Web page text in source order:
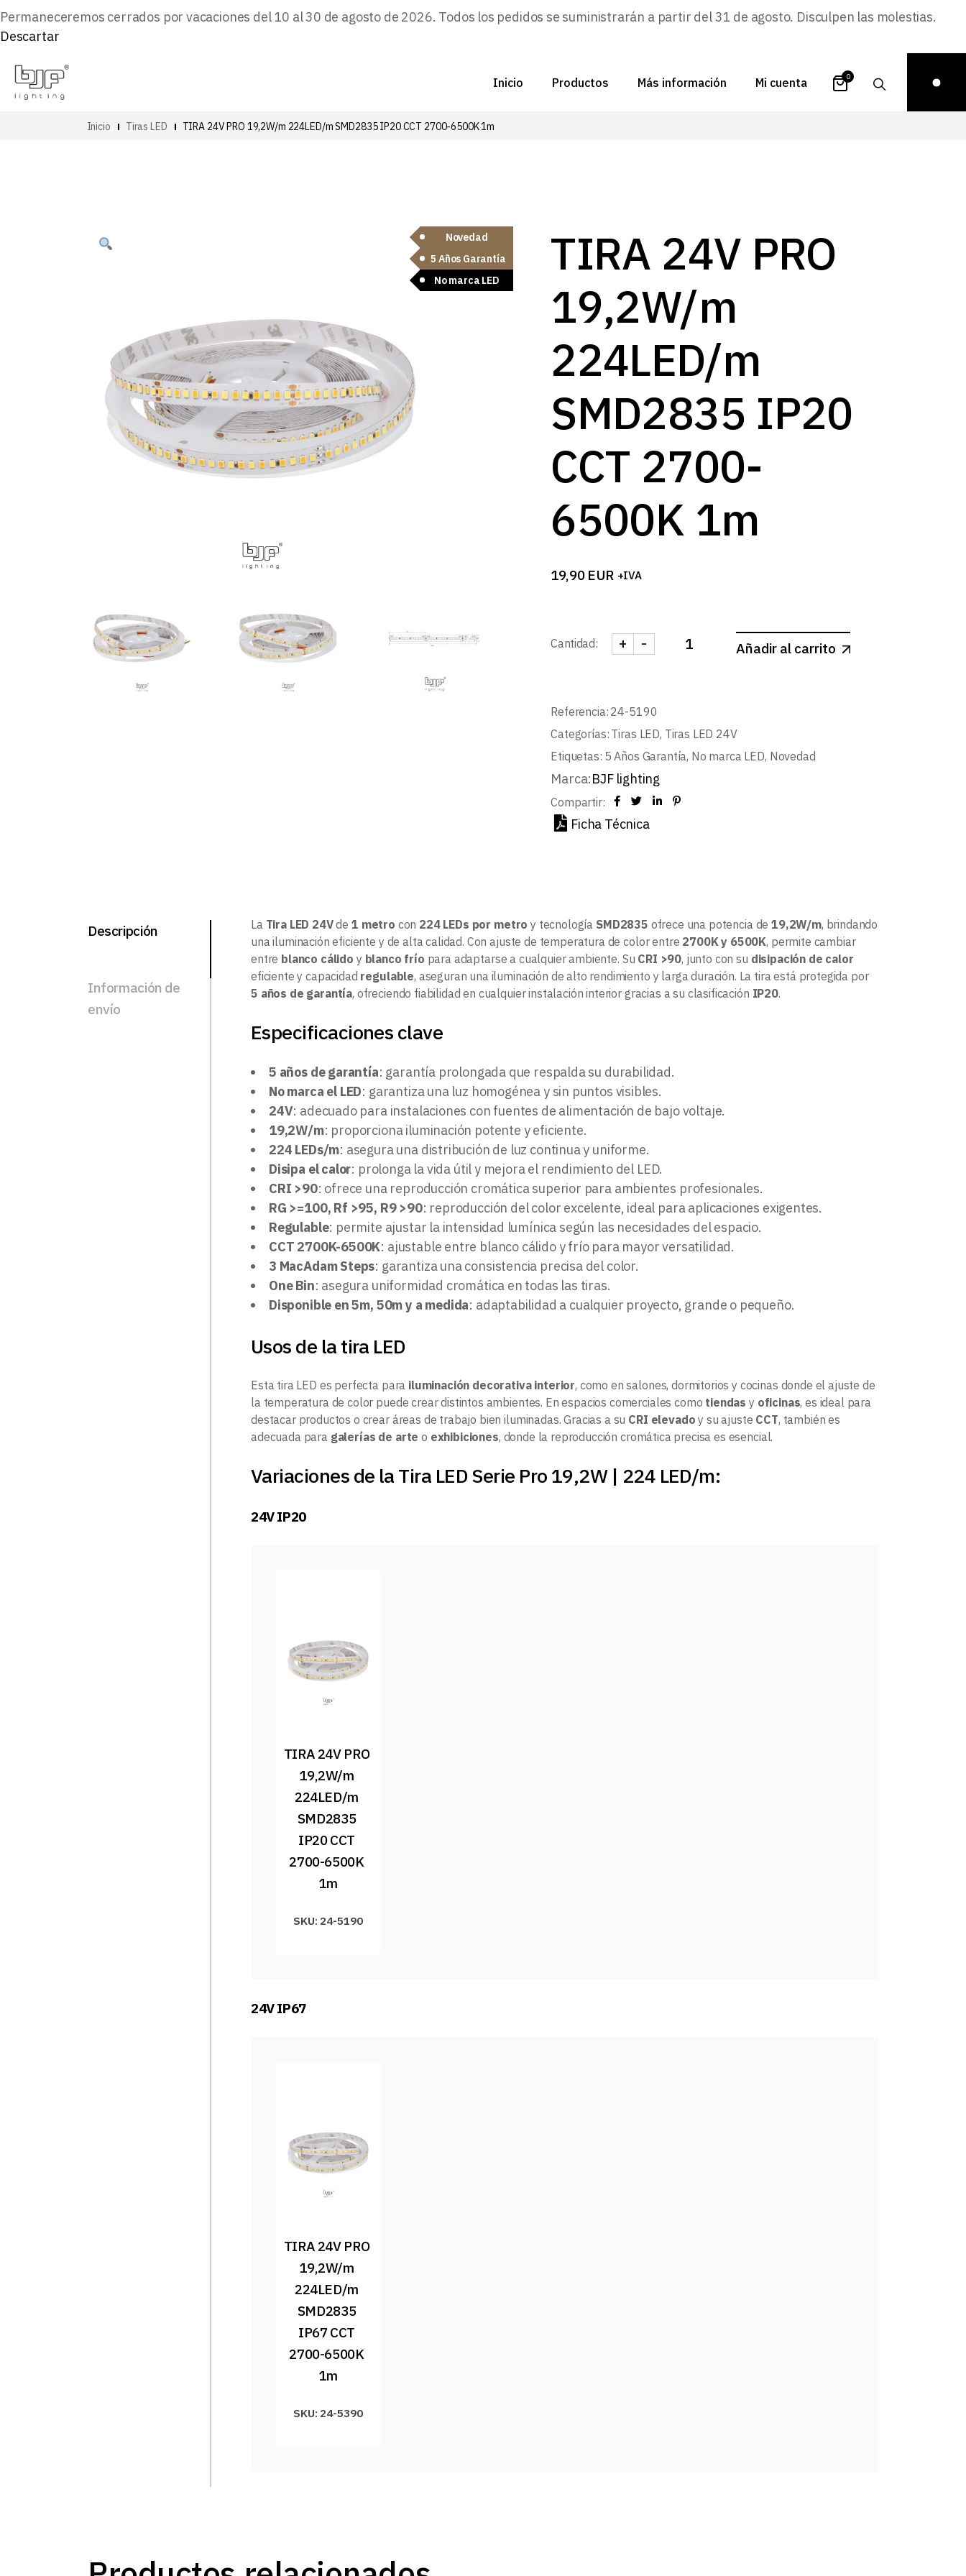
Permaneceremos cerrados por vacaciones del 10 al 30 de agosto de 2026. Todos los pedidos se suministrarán a partir del 31 de agosto. Disculpen las molestias.
Descartar
Inicio Productos Más información
FAQs
Proyectos
Zona de inspiración
Blog
Mi cuenta
contraseña
0
Inicio Tiras LED TIRA 24V PRO 19,2W/m 224LED/m SMD2835 IP20 CCT 2700-6500K 1m
Novedad
5 Años Garantía
No marca LED
TIRA 24V PRO
19,2W/m
224LED/m
SMD2835 IP20
CCT 2700-
6500K 1m
19,90 EUR +IVA
Cantidad: TIRA 24V PRO 19,2W/m 224LED/m SMD2835 IP20 CCT
-
+ Añadir al carrito
Referencia: 24-5190
Categorías: Tiras LED, Tiras LED 24V
Etiquetas: 5 Años Garantía, No marca LED, Novedad
Marca:BJF lighting
Compartir:
Ficha Técnica
Descripción
Información de
envío
La Tira LED 24Vde 1 metro con 224 LEDs por metro y tecnología SMD2835 ofrece una potencia de19,2W/m, brindando
una iluminación eficiente y de alta calidad. Con ajuste de temperatura de color entre 2700K y 6500K, permite cambiar
entre blanco cálido y blanco frío para adaptarse a cualquier ambiente. Su CRI >90, junto con su disipación de calor
eficiente y capacidad regulable, aseguran una iluminación de alto rendimiento y larga duración. La tira está protegida por
5 años de garantía, ofreciendo fiabilidad en cualquier instalación interior gracias a su clasificación IP20.
Especificaciones clave
5 años de garantía: garantía prolongada que respalda su durabilidad.
No marca el LED: garantiza una luz homogénea y sin puntos visibles.
24V: adecuado para instalaciones con fuentes de alimentación de bajo voltaje.
19,2W/m: proporciona iluminación potente y eficiente.
224 LEDs/m: asegura una distribución de luz continua y uniforme.
Disipa el calor: prolonga la vida útil y mejora el rendimiento del LED.
CRI >90: ofrece una reproducción cromática superior para ambientes profesionales.
RG >=100, Rf >95, R9 >90: reproducción del color excelente, ideal para aplicaciones exigentes.
Regulable: permite ajustar la intensidad lumínica según las necesidades del espacio.
CCT 2700K-6500K: ajustable entre blanco cálido y frío para mayor versatilidad.
3 MacAdam Steps: garantiza una consistencia precisa del color.
One Bin: asegura uniformidad cromática en todas las tiras.
Disponible en 5m, 50m y a medida: adaptabilidad a cualquier proyecto, grande o pequeño.
Usos de la tira LED
Esta tira LED es perfecta para iluminación decorativa interior, como en salones, dormitorios y cocinas donde el ajuste de
la temperatura de color puede crear distintos ambientes. En espacios comerciales como tiendas y oficinas, es ideal para
destacar productos o crear áreas de trabajo bien iluminadas. Gracias a su CRI elevado y su ajuste CCT, también es
adecuada para galerías de arte o exhibiciones, donde la reproducción cromática precisa es esencial.
Variaciones de la Tira LED Serie Pro 19,2W | 224 LED/m:
24V IP20
TIRA 24V PRO
19,2W/m
224LED/m
SMD2835
IP20 CCT
2700-6500K
1m
SKU: 24-5190
24V IP67
TIRA 24V PRO
19,2W/m
224LED/m
SMD2835
IP67 CCT
2700-6500K
1m
SKU: 24-5390